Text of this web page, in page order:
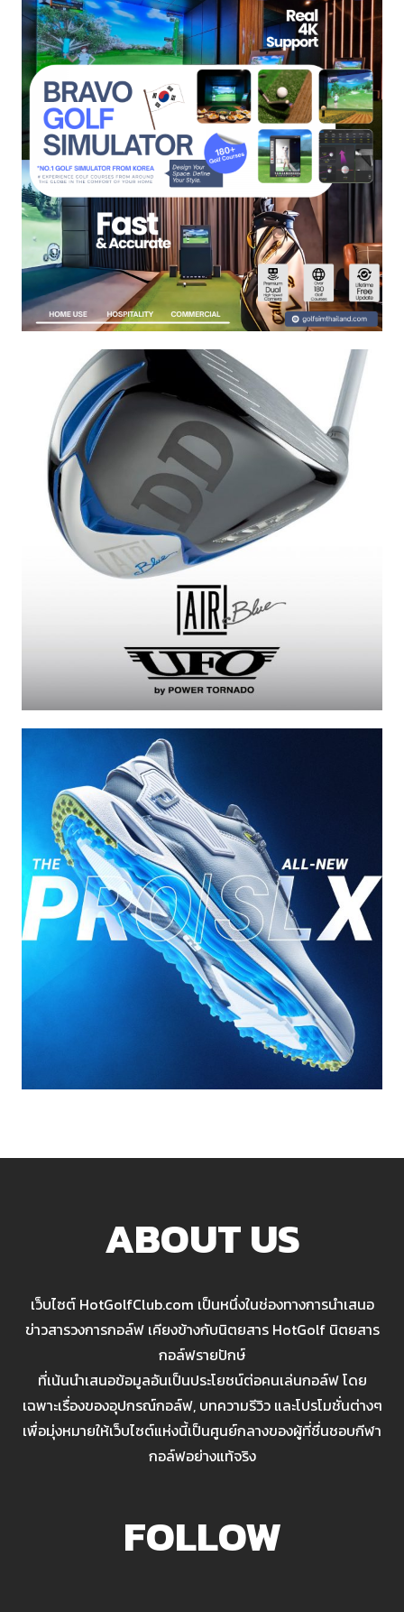
ABOUT US
เว็บไซต์ HotGolfClub.com เป็นหนึ่งในช่องทางการนำเสนอ
ข่าวสารวงการกอล์ฟ เคียงข้างกับนิตยสาร HotGolf นิตยสาร
กอล์ฟรายปักษ์
ที่เน้นนำเสนอข้อมูลอันเป็นประโยชน์ต่อคนเล่นกอล์ฟ โดย
เฉพาะเรื่องของอุปกรณ์กอล์ฟ, บทความรีวิว และโปรโมชั่นต่างๆ
เพื่อมุ่งหมายให้เว็บไซต์แห่งนี้เป็นศูนย์กลางของผู้ที่ชื่นชอบกีฬา
กอล์ฟอย่างแท้จริง
FOLLOW